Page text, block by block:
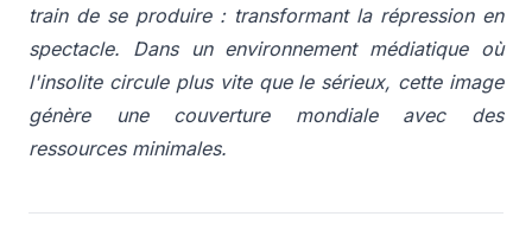
train de se produire : transformant la répression en
spectacle. Dans un environnement médiatique où
l'insolite circule plus vite que le sérieux, cette image
génère une couverture mondiale avec des
ressources minimales.